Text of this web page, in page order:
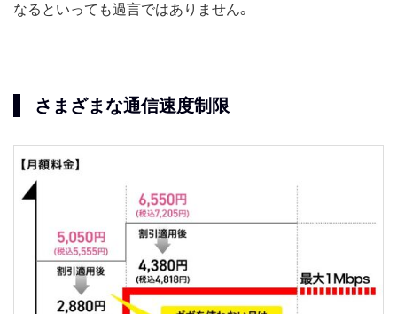
なるといっても過言ではありません。
さまざまな通信速度制限